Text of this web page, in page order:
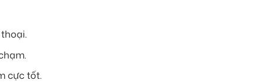
cực tốt.